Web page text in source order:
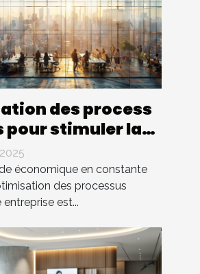
des process
pour stimuler la
d'entreprise
économique en constante
des processus
est...